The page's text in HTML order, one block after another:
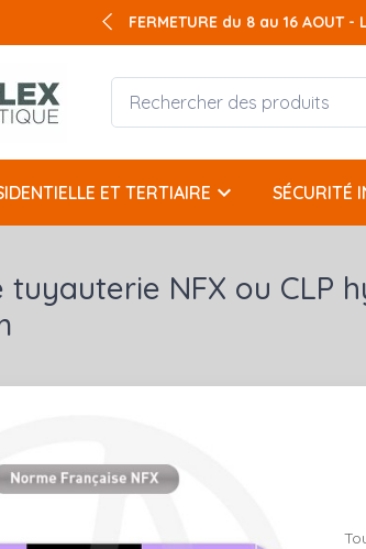
FERMETURE du 8 au 16
ET TERTIAIRE keyboard_arrow_down SÉCURITÉ
tuyauterie NFX ou CLP